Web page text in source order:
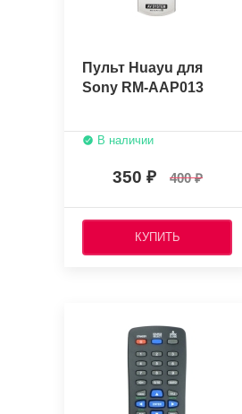
Пульт Huayu для
Sony RM-AAP013
В наличии
350 400
КУПИТЬ